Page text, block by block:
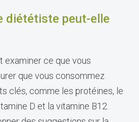
diététiste peut-elle
examiner ce que vous
que vous consommez
clés, comme les protéines, le
D et la vitamine B12.